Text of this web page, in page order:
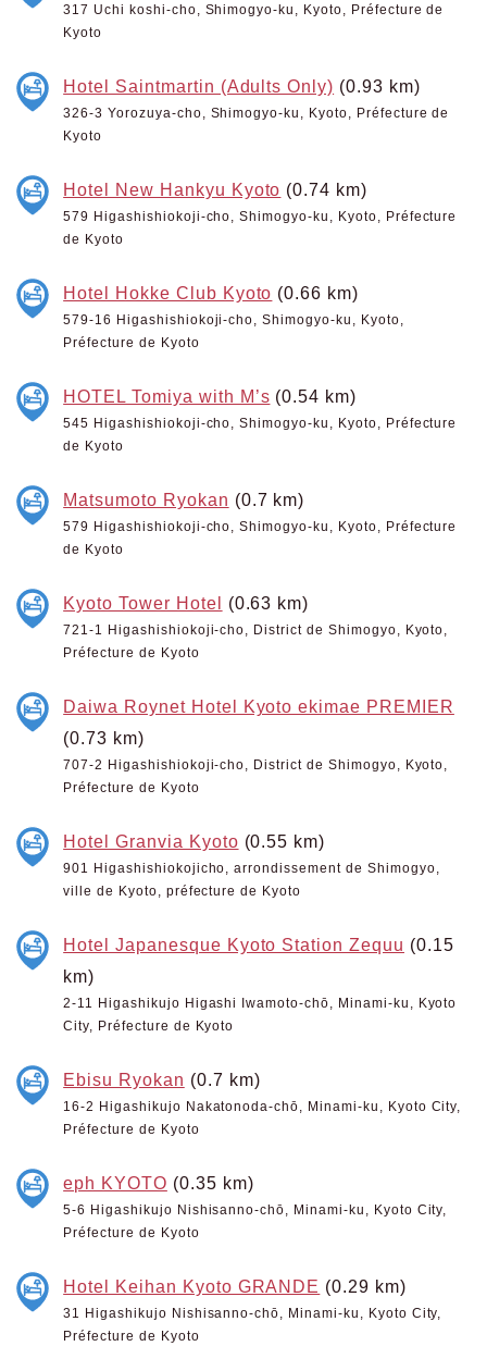
317 Uchi koshi-cho, Shimogyo-ku, Kyoto, Préfecture de
Kyoto
Hotel Saintmartin (Adults Only) (0.93 km)
326-3 Yorozuya-cho, Shimogyo-ku, Kyoto, Préfecture de
Kyoto
Hotel New Hankyu Kyoto (0.74 km)
579 Higashishiokoji-cho, Shimogyo-ku, Kyoto, Préfecture
de Kyoto
Hotel Hokke Club Kyoto (0.66 km)
579-16 Higashishiokoji-cho, Shimogyo-ku, Kyoto,
Préfecture de Kyoto
HOTEL Tomiya with M’s (0.54 km)
545 Higashishiokoji-cho, Shimogyo-ku, Kyoto, Préfecture
de Kyoto
Matsumoto Ryokan (0.7 km)
579 Higashishiokoji-cho, Shimogyo-ku, Kyoto, Préfecture
de Kyoto
Kyoto Tower Hotel (0.63 km)
721-1 Higashishiokoji-cho, District de Shimogyo, Kyoto,
Préfecture de Kyoto
Daiwa Roynet Hotel Kyoto ekimae PREMIER
(0.73 km)
707-2 Higashishiokoji-cho, District de Shimogyo, Kyoto,
Préfecture de Kyoto
Hotel Granvia Kyoto (0.55 km)
901 Higashishiokojicho, arrondissement de Shimogyo,
ville de Kyoto, préfecture de Kyoto
Hotel Japanesque Kyoto Station Zequu (0.15
km)
2-11 Higashikujo Higashi Iwamoto-chō, Minami-ku, Kyoto
City, Préfecture de Kyoto
Ebisu Ryokan (0.7 km)
16-2 Higashikujo Nakatonoda-chō, Minami-ku, Kyoto City,
Préfecture de Kyoto
eph KYOTO (0.35 km)
5-6 Higashikujo Nishisanno-chō, Minami-ku, Kyoto City,
Préfecture de Kyoto
Hotel Keihan Kyoto GRANDE (0.29 km)
31 Higashikujo Nishisanno-chō, Minami-ku, Kyoto City,
Préfecture de Kyoto